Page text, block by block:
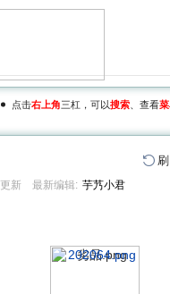
点击右上角三杠，可以搜索 、查看
刷
更新 最新编辑: 芋艿小君